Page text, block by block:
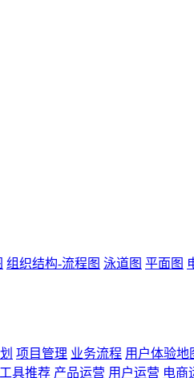
组织结构-流程图 泳道图 平面图
项目管理 业务流程 用户体验地
工具推荐 产品运营 用户运营 电商